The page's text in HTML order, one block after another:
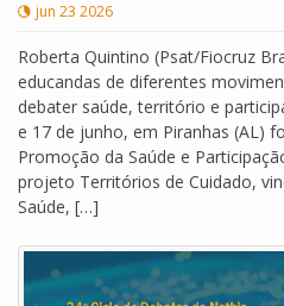
jun 23 2026
Roberta Quintino (Psat/Fiocruz
educandas de diferentes
debater saúde, território e
e 17 de junho, em Piranhas (AL)
Promoção da Saúde e
projeto Territórios de Cuidado,
Saúde, […]